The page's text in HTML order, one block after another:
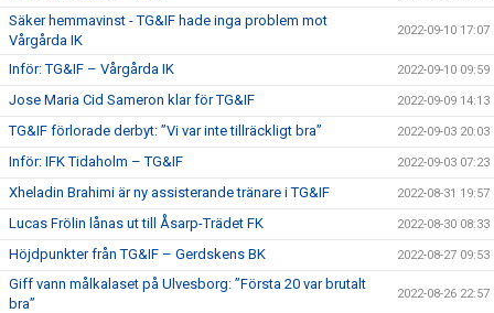
Säker hemmavinst - TG&IF hade inga problem mot
Vårgårda IK
2022-09-10 17:07
Inför: TG&IF – Vårgårda IK 2022-09-10 09:59
Jose Maria Cid Sameron klar för TG&IF 2022-09-09 14:13
TG&IF förlorade derbyt: ”Vi var inte tillräckligt bra” 2022-09-03 20:03
Inför: IFK Tidaholm – TG&IF 2022-09-03 07:23
Xheladin Brahimi är ny assisterande tränare i TG&IF 2022-08-31 19:57
Lucas Frölin lånas ut till Åsarp-Trädet FK 2022-08-30 08:33
Höjdpunkter från TG&IF – Gerdskens BK 2022-08-27 09:53
Giff vann målkalaset på Ulvesborg: ”Första 20 var brutalt
bra”
2022-08-26 22:57